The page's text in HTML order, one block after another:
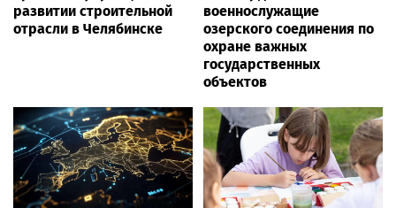
развитии строительной
отрасли в Челябинске
военнослужащие
озерского соединения по
охране важных
государственных
объектов